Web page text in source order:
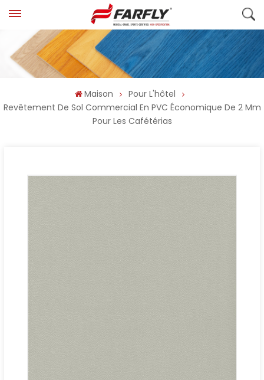
Maison
Pour L'hôtel
Revêtement De Sol Commercial En PVC Économique De 2 Mm
Pour Les Cafétérias